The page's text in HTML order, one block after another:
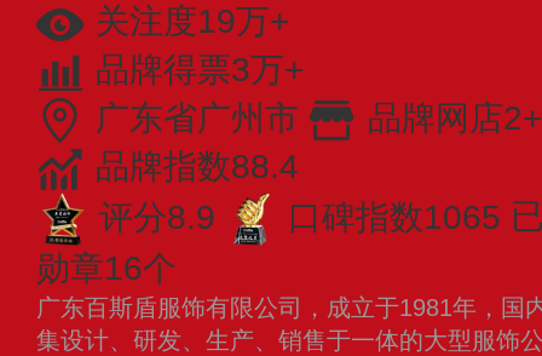
关注度19万+
品牌得票3万+
广东省广州市
品牌网店2+
品牌指数88.4
评分8.9
口碑指数1065
勋章16个
广东百斯盾服饰有限公司，成立于1981年，国
集设计、研发、生产、销售于一体的大型服饰